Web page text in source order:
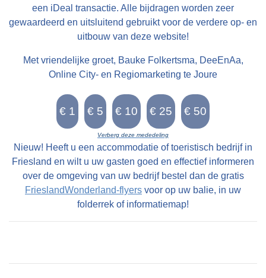
een iDeal transactie. Alle bijdragen worden zeer
gewaardeerd en uitsluitend gebruikt voor de verdere op- en
uitbouw van deze website!
Met vriendelijke groet, Bauke Folkertsma, DeeEnAa,
Online City- en Regiomarketing te Joure
Verberg deze mededeling
Nieuw! Heeft u een accommodatie of toeristisch bedrijf in
Friesland en wilt u uw gasten goed en effectief informeren
over de omgeving van uw bedrijf bestel dan de gratis
FrieslandWonderland-flyers voor op uw balie, in uw
folderrek of informatiemap!